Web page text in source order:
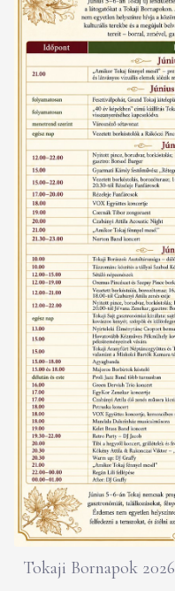
Tokaji Bornapok 2026